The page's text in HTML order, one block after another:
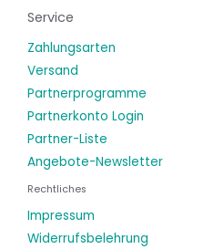
Service
Zahlungsarten
Versand
Partnerprogramme
Partnerkonto Login
Partner-Liste
Angebote-Newsletter
Rechtliches
Impressum
Widerrufsbelehrung